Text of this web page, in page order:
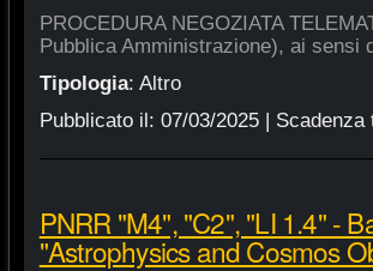
PROCEDURA NEGOZIATA
Pubblica Amministrazione), ai sensi
Tipologia: Altro
Pubblicato il: 07/03/2025| Scadenza
PNRR "M4", "C2", "LI 1.4" -
"Astrophysics and Cosmos